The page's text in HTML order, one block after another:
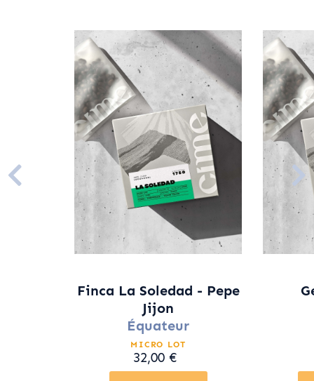
Finca La Soledad - Pepe
Jijon
Équateur
MICRO LOT
32,00 €